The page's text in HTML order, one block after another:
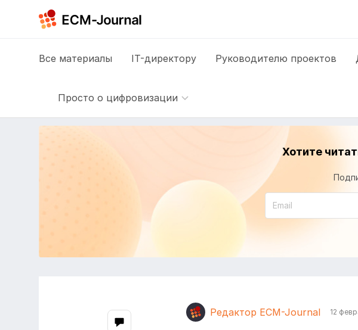
Все материалы IT-директору Руководителю проектов
Просто о цифровизации
Хотите
Редактор ECM-Journal 12